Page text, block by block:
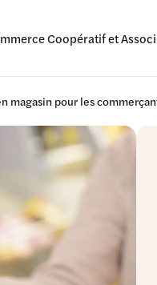
Coopératif et
magasin pour les